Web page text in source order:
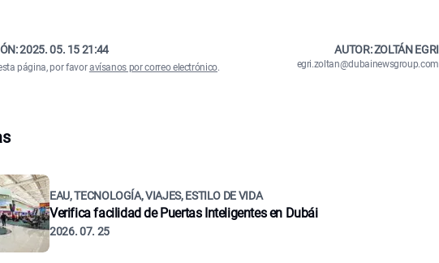
2025. 05. 15 21:44
página, por favoravísanos por correo electrónico.
AUTOR: ZOLTÁN EGRI
egri.zoltan@dubainewsgroup.com
EAU, TECNOLOGÍA, VIAJES, ESTILO DE VIDA
Verifica facilidad de Puertas Inteligentes en Dubái
2026. 07. 25